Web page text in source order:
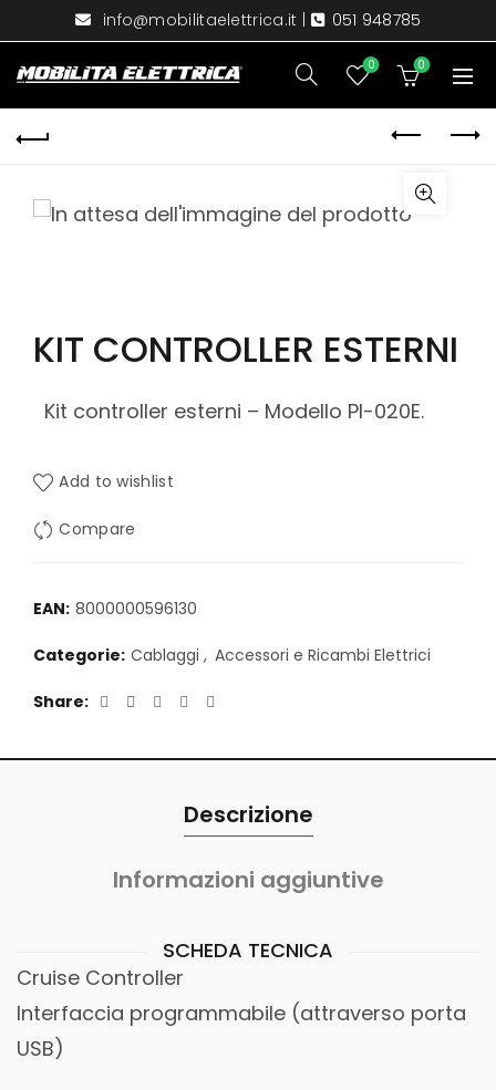
info@mobilitaelettrica.it 051 948785
0 0
KIT CONTROLLER ESTERNI
Kit controller esterni – Modello PI-020E.
Add to wishlist
Compare
EAN: 8000000596130
Categorie: Cablaggi , Accessori e Ricambi Elettrici
Share
Descrizione
Informazioni aggiuntive
SCHEDA TECNICA
Cruise Controller
Interfaccia programmabile (attraverso porta
USB)